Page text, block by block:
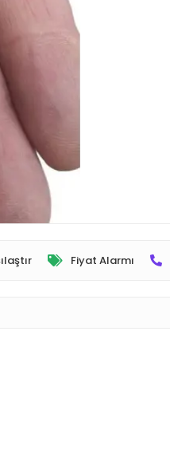
Fiyat Alarmı